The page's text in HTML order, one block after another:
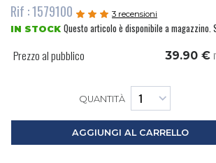
Rif : 1579100 3 recensioni
IN STOCK Questo articolo è disponibile a magazzino.
Prezzo al pubblico 39.90 €
QUANTITÀ
AGGIUNGI AL CARRELLO